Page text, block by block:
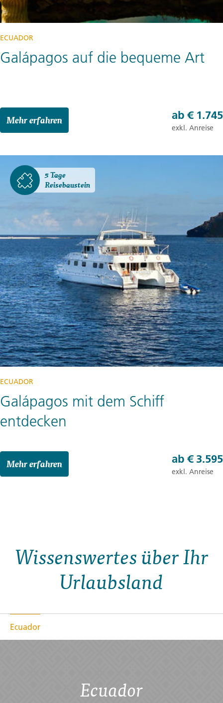
ECUADOR
Galápagos auf die bequeme Art
Mehr erfahren ab € 1.745
exkl. Anreise
5 Tage
Reisebaustein
ECUADOR
Galápagos mit dem Schiff
entdecken
Mehr erfahren ab € 3.595
exkl. Anreise
Wissenswertes über Ihr
Urlaubsland
Ecuador
Ecuador